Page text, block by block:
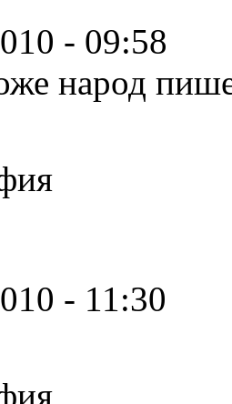
- 09:58
народ
- 11:30